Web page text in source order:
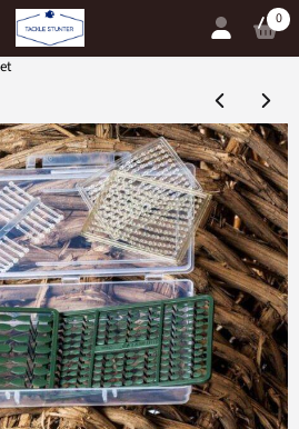
gesloten. 0